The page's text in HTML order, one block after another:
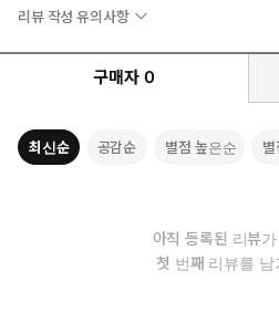
두 번째 부분은 마지막 장(章)을 제외
이 1947년 12월에 처음으로 홍콩을
준 것에 대한 기록이다. 내용에는 특
기록 네 편, 복음 집회 메시지 한 편,
어 있다. 이 메시지들의 주된 부담은
의해 사는 것과 교회에서 합당하게 봉
교회에게 전한 말씀 기록이다. 내용에
과 주일 오전 집회 메시지 두 편, 공개
리뷰 작성 유의사항
구매자 0
최신순 공감순 별점 높은순
아직 등록된 리뷰
첫 번째 리뷰를 남